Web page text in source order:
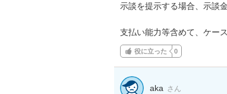
示談を提示する場合、示談
支払い能力等含めて、ケー
役に立った 0
aka さん